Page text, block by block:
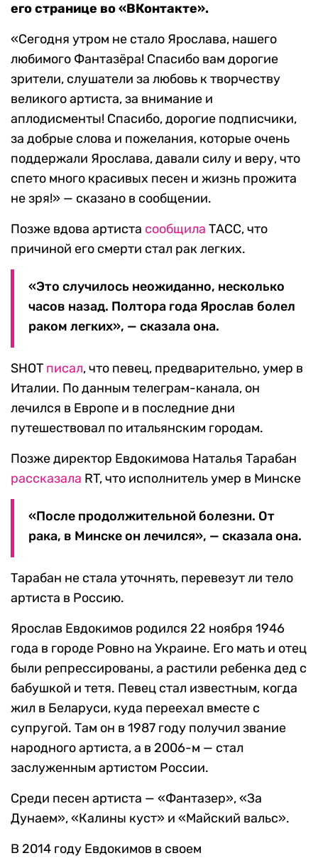
его странице во «ВКонтакте».
«Сегодня утром не стало Ярослава, нашего
любимого Фантазёра! Спасибо вам дорогие
зрители, слушатели за любовь к творчеству
великого артиста, за внимание и
аплодисменты! Спасибо, дорогие подписчики,
за добрые слова и пожелания, которые очень
поддержали Ярослава, давали силу и веру, что
спето много красивых песен и жизнь прожита
не зря!» — сказано в сообщении.
Позже вдова артиста сообщила ТАСС, что
причиной его смерти стал рак легких.
«Это случилось неожиданно, несколько
часов назад. Полтора года Ярослав болел
раком легких», — сказала она.
SHOT писал, что певец, предварительно, умер в
Италии. По данным телеграм-канала, он
лечился в Европе и в последние дни
путешествовал по итальянским городам.
Позже директор Евдокимова Наталья Тарабан
рассказала RT, что исполнитель умер в Минске
«После продолжительной болезни. От
рака, в Минске он лечился», — сказала она.
Тарабан не стала уточнять, перевезут ли тело
артиста в Россию.
Ярослав Евдокимов родился 22 ноября 1946
года в городе Ровно на Украине. Его мать и отец
были репрессированы, а растили ребенка дед с
бабушкой и тетя. Певец стал известным, когда
жил в Беларуси, куда переехал вместе с
супругой. Там он в 1987 году получил звание
народного артиста, а в 2006-м — стал
заслуженным артистом России.
Среди песен артиста — «Фантазер», «За
Дунаем», «Калины куст» и «Майский вальс».
В 2014 году Евдокимов в своем